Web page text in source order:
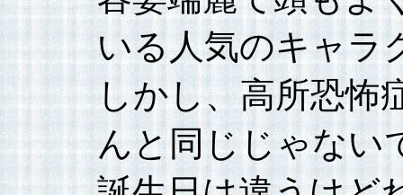
いる人気のキャラ
しかし、高所恐怖
んと同じじゃない